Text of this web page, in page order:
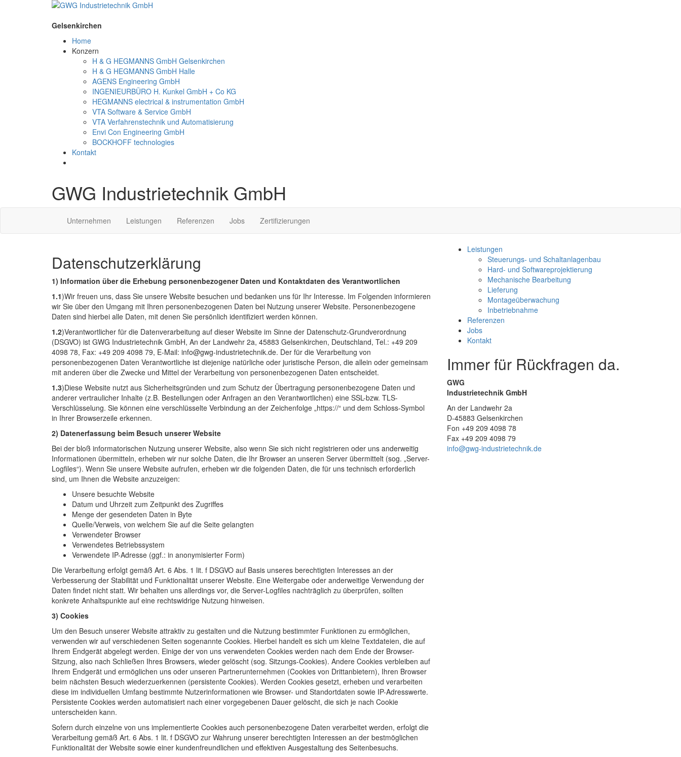
Gelsenkirchen
Home
Konzern
H & G HEGMANNS GmbH Gelsenkirchen
H & G HEGMANNS GmbH Halle
AGENS Engineering GmbH
INGENIEURBÜRO H. Kunkel GmbH + Co KG
HEGMANNS electrical & instrumentation GmbH
VTA Software & Service GmbH
VTA Verfahrenstechnik und Automatisierung
Envi Con Engineering GmbH
BOCKHOFF technologies
Kontakt
GWG Industrietechnik GmbH
Unternehmen Leistungen Referenzen Jobs Zertifizierungen
Datenschutzerklärung
1) Information über die Erhebung personenbezogener Daten und Kontaktdaten des Verantwortlichen
1.1)Wir freuen uns, dass Sie unsere Website besuchen und bedanken uns für Ihr Interesse. Im Folgenden informieren
wir Sie über den Umgang mit Ihren personenbezogenen Daten bei Nutzung unserer Website. Personenbezogene
Daten sind hierbei alle Daten, mit denen Sie persönlich identifiziert werden können.
1.2)Verantwortlicher für die Datenverarbeitung auf dieser Website im Sinne der Datenschutz-Grundverordnung
(DSGVO) ist GWG Industrietechnik GmbH, An der Landwehr 2a, 45883 Gelsenkirchen, Deutschland, Tel.: +49 209
4098 78, Fax: +49 209 4098 79, E-Mail: info@gwg-industrietechnik.de. Der für die Verarbeitung von
personenbezogenen Daten Verantwortliche ist diejenige natürliche oder juristische Person, die allein oder gemeinsam
mit anderen über die Zwecke und Mittel der Verarbeitung von personenbezogenen Daten entscheidet.
1.3)Diese Website nutzt aus Sicherheitsgründen und zum Schutz der Übertragung personenbezogene Daten und
anderer vertraulicher Inhalte (z.B. Bestellungen oder Anfragen an den Verantwortlichen) eine SSL-bzw. TLS-
Verschlüsselung. Sie können eine verschlüsselte Verbindung an der Zeichenfolge „https://“ und dem Schloss-Symbol
in Ihrer Browserzeile erkennen.
2) Datenerfassung beim Besuch unserer Website
Bei der bloß informatorischen Nutzung unserer Website, also wenn Sie sich nicht registrieren oder uns anderweitig
Informationen übermitteln, erheben wir nur solche Daten, die Ihr Browser an unseren Server übermittelt (sog. „Server-
Logfiles“). Wenn Sie unsere Website aufrufen, erheben wir die folgenden Daten, die für uns technisch erforderlich
sind, um Ihnen die Website anzuzeigen:
Unsere besuchte Website
Datum und Uhrzeit zum Zeitpunkt des Zugriffes
Menge der gesendeten Daten in Byte
Quelle/Verweis, von welchem Sie auf die Seite gelangten
Verwendeter Browser
Verwendetes Betriebssystem
Verwendete IP-Adresse (ggf.: in anonymisierter Form)
Die Verarbeitung erfolgt gemäß Art. 6 Abs. 1 lit. f DSGVO auf Basis unseres berechtigten Interesses an der
Verbesserung der Stabilität und Funktionalität unserer Website. Eine Weitergabe oder anderweitige Verwendung der
Daten findet nicht statt. Wir behalten uns allerdings vor, die Server-Logfiles nachträglich zu überprüfen, sollten
konkrete Anhaltspunkte auf eine rechtswidrige Nutzung hinweisen.
3) Cookies
Um den Besuch unserer Website attraktiv zu gestalten und die Nutzung bestimmter Funktionen zu ermöglichen,
verwenden wir auf verschiedenen Seiten sogenannte Cookies. Hierbei handelt es sich um kleine Textdateien, die auf
Ihrem Endgerät abgelegt werden. Einige der von uns verwendeten Cookies werden nach dem Ende der Browser-
Sitzung, also nach Schließen Ihres Browsers, wieder gelöscht (sog. Sitzungs-Cookies). Andere Cookies verbleiben auf
Ihrem Endgerät und ermöglichen uns oder unseren Partnerunternehmen (Cookies von Drittanbietern), Ihren Browser
beim nächsten Besuch wiederzuerkennen (persistente Cookies). Werden Cookies gesetzt, erheben und verarbeiten
diese im individuellen Umfang bestimmte Nutzerinformationen wie Browser- und Standortdaten sowie IP-Adresswerte.
Persistente Cookies werden automatisiert nach einer vorgegebenen Dauer gelöscht, die sich je nach Cookie
unterscheiden kann.
Sofern durch einzelne von uns implementierte Cookies auch personenbezogene Daten verarbeitet werden, erfolgt die
Verarbeitung gemäß Art. 6 Abs. 1 lit. f DSGVO zur Wahrung unserer berechtigten Interessen an der bestmöglichen
Funktionalität der Website sowie einer kundenfreundlichen und effektiven Ausgestaltung des Seitenbesuchs.
Leistungen
Steuerungs- und Schaltanlagenbau
Hard- und Softwareprojektierung
Mechanische Bearbeitung
Lieferung
Montageüberwachung
Inbetriebnahme
Referenzen
Jobs
Kontakt
Immer für Rückfragen da.
GWG
Industrietechnik GmbH
An der Landwehr 2a
D-45883 Gelsenkirchen
Fon +49 209 4098 78
Fax +49 209 4098 79
info@gwg-industrietechnik.de